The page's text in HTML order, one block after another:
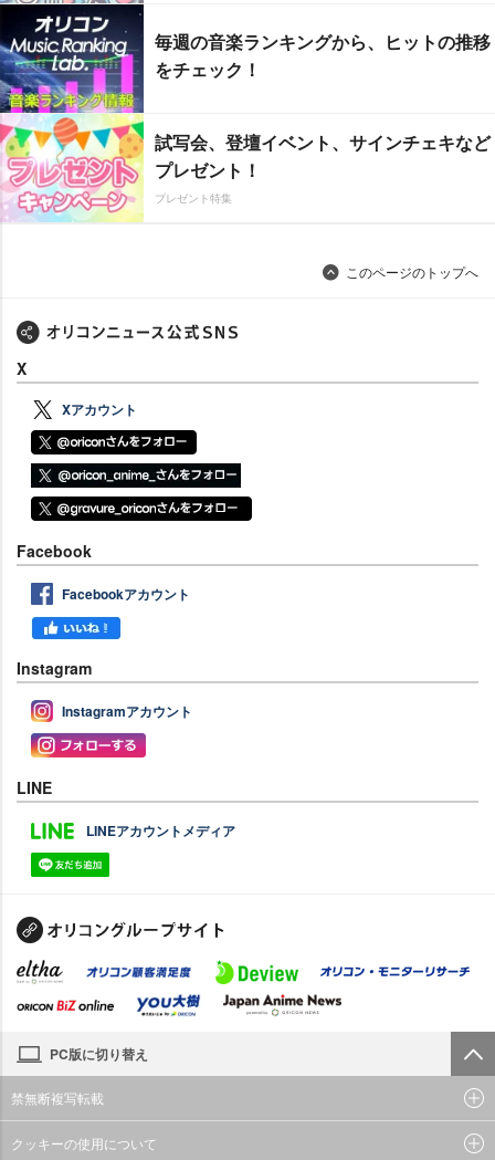
毎週の音楽ランキングから、ヒットの推移
をチェック！
試写会、登壇イベント、サインチェキなど
プレゼント！
プレゼント特集
このページのトップへ
X
Xアカウント
Facebook
Facebookアカウント
Instagram
Instagramアカウント
LINE
LINEアカウントメディア
PC版に切り替え
禁無断複写転載
クッキーの使用について